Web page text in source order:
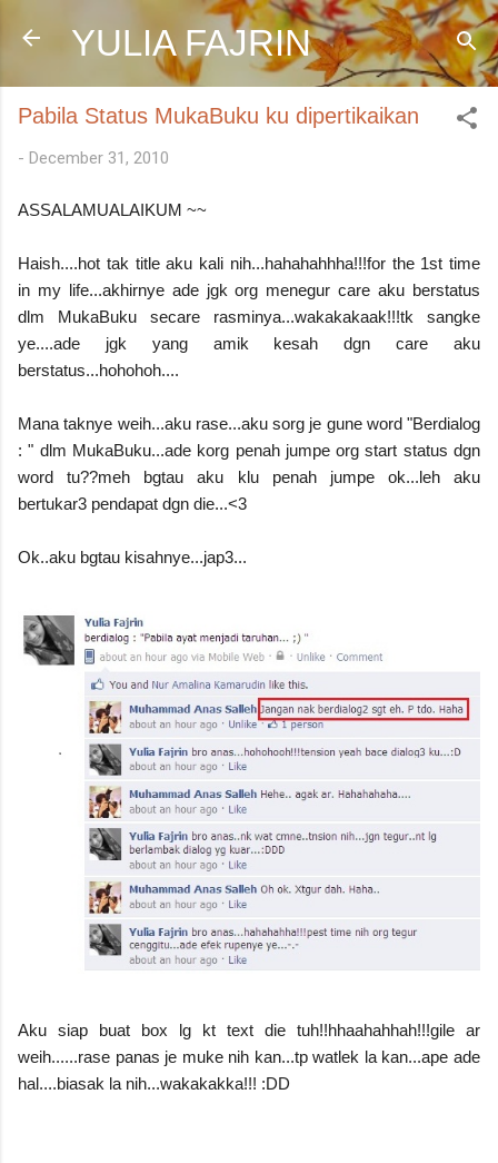
Skip to main content
YULIA FAJRIN
Pabila Status MukaBuku ku dipertikaikan
- December 31, 2010
ASSALAMUALAIKUM ~~
Haish....hot tak title aku kali nih...hahahahhha!!!for the 1st time
in my life...akhirnye ade jgk org menegur care aku berstatus
dlm MukaBuku secare rasminya...wakakakaak!!!tk sangke
ye....ade jgk yang amik kesah dgn care aku
berstatus...hohohoh....
Mana taknye weih...aku rase...aku sorg je gune word "Berdialog
: " dlm MukaBuku...ade korg penah jumpe org start status dgn
word tu??meh bgtau aku klu penah jumpe ok...leh aku
bertukar3 pendapat dgn die...<3
Ok..aku bgtau kisahnye...jap3...
Aku siap buat box lg kt text die tuh!!hhaahahhah!!!gile ar
weih......rase panas je muke nih kan...tp watlek la kan...ape ade
hal....biasak la nih...wakakakka!!! :DD